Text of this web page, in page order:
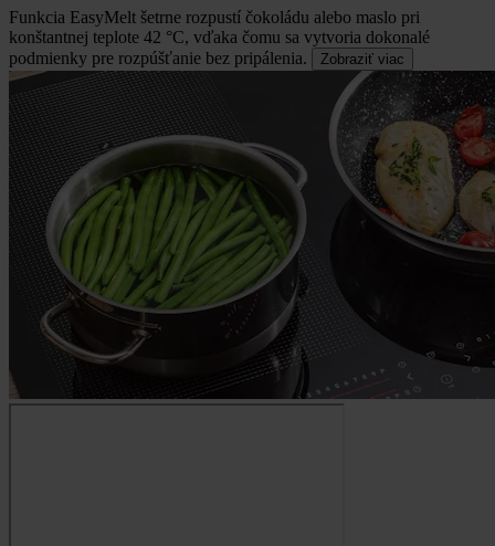
Funkcia EasyMelt šetrne rozpustí čokoládu alebo maslo pri
konštantnej teplote 42 °C, vďaka čomu sa vytvoria dokonalé
podmienky pre rozpúšťanie bez pripálenia.
Zobraziť viac